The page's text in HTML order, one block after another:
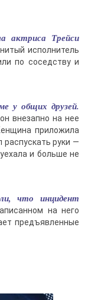
актриса Трейси
исполнитель
по соседству и
у общих друзей.
внезапно на нее
приложила
распускать руки —
и больше не
что инцидент
на него
предъявленные